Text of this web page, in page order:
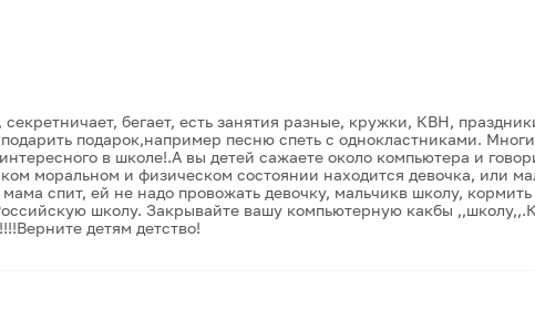
бегает, есть занятия разные, кружки, КВН,
подарок,например песню спеть с однокластниками.
в школе!.А вы детей сажаете около компьютера и
моральном и физическом состоянии находится девочка, или
спит, ей не надо провожать девочку, мальчикв школу,
школу. Закрывайте вашу компьютерную какбы
детям детство!